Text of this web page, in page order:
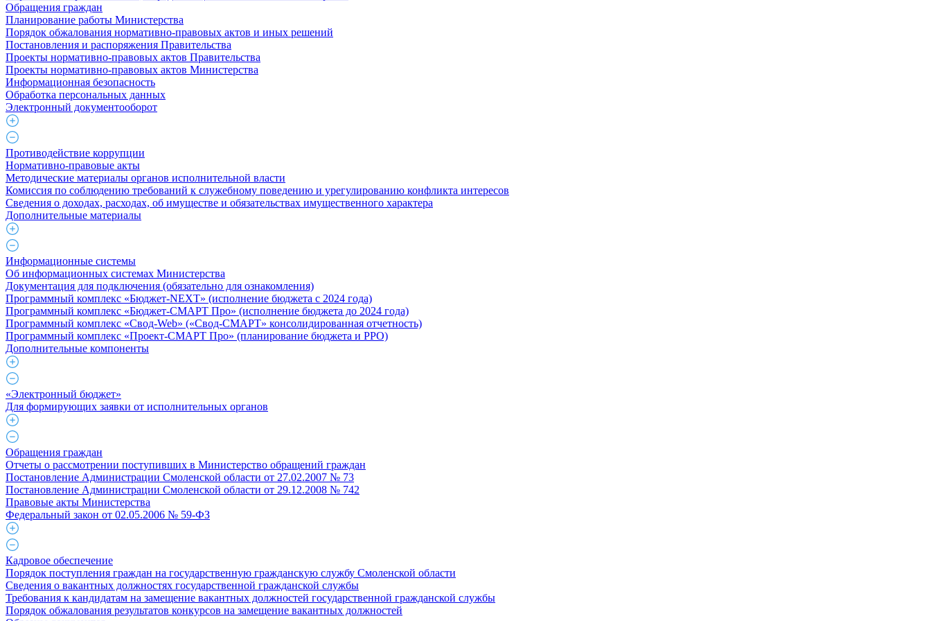
Обращения граждан
Планирование работы Министерства
Порядок обжалования нормативно-правовых актов и иных решений
Постановления и распоряжения Правительства
Проекты нормативно-правовых актов Правительства
Проекты нормативно-правовых актов Министерства
Информационная безопасность
Обработка персональных данных
Электронный документооборот
Противодействие коррупции
Нормативно-правовые акты
Методические материалы органов исполнительной власти
Комиссия по соблюдению требований к служебному поведению и урегулированию конфликта интересов
Сведения о доходах, расходах, об имуществе и обязательствах имущественного характера
Дополнительные материалы
Информационные системы
Об информационных системах Министерства
Документация для подключения (обязательно для ознакомления)
Программный комплекс «Бюджет-NEXT» (исполнение бюджета с 2024 года)
Программный комплекс «Бюджет-СМАРТ Про» (исполнение бюджета до 2024 года)
Программный комплекс «Свод-Web» («Свод-СМАРТ» консолидированная отчетность)
Программный комплекс «Проект-СМАРТ Про» (планирование бюджета и РРО)
Дополнительные компоненты
«Электронный бюджет»
Для формирующих заявки от исполнительных органов
Обращения граждан
Отчеты о рассмотрении поступивших в Министерство обращений граждан
Постановление Администрации Смоленской области от 27.02.2007 № 73
Постановление Администрации Смоленской области от 29.12.2008 № 742
Правовые акты Министерства
Федеральный закон от 02.05.2006 № 59-ФЗ
Кадровое обеспечение
Порядок поступления граждан на государственную гражданскую службу Смоленской области
Сведения о вакантных должностях государственной гражданской службы
Требования к кандидатам на замещение вакантных должностей государственной гражданской службы
Порядок обжалования результатов конкурсов на замещение вакантных должностей